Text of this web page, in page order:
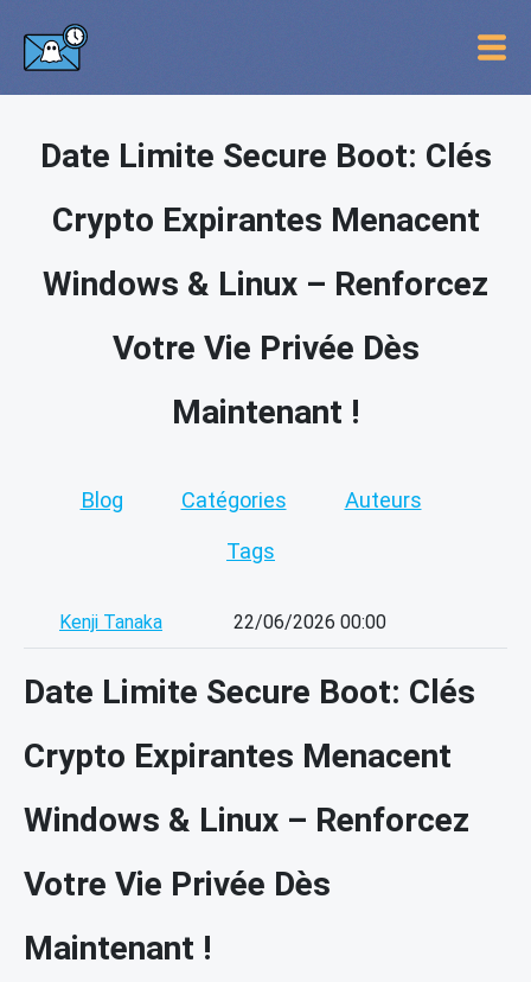
Date Limite Secure Boot: Clés
Crypto Expirantes Menacent
Windows & Linux – Renforcez
Votre Vie Privée Dès
Maintenant !
Blog Catégories Auteurs
Tags
Kenji Tanaka 22/06/2026 00:00
Date Limite Secure Boot: Clés
Crypto Expirantes Menacent
Windows & Linux – Renforcez
Votre Vie Privée Dès
Maintenant !